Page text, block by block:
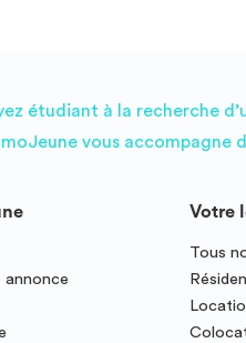
étudiant à la recherche
vous accompagne
annonce
Votre
Tous